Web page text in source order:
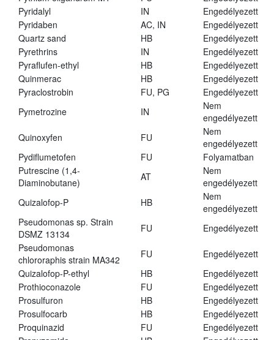
Pyridalyl
IN
Engedélyezett
Pyridaben
AC, IN
Engedélyezett
Quartz sand
HB
Engedélyezett
Pyrethrins
IN
Engedélyezett
Pyraflufen-ethyl
HB
Engedélyezett
Quinmerac
HB
Engedélyezett
Pyraclostrobin
FU, PG
Engedélyezett
Pymetrozine
IN
Nem
engedélyezett
Quinoxyfen
FU
Nem
engedélyezett
Pydiflumetofen
FU
Folyamatban
Putrescine (1,4-
Diaminobutane)
AT
Nem
engedélyezett
Quizalofop-P
HB
Nem
engedélyezett
Pseudomonas sp. Strain
DSMZ 13134
FU
Engedélyezett
Pseudomonas
chlororaphis strain MA342
FU
Engedélyezett
Quizalofop-P-ethyl
HB
Engedélyezett
Prothioconazole
FU
Engedélyezett
Prosulfuron
HB
Engedélyezett
Prosulfocarb
HB
Engedélyezett
Proquinazid
FU
Engedélyezett